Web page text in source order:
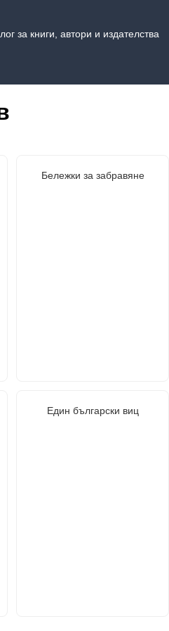
за книги, автори и издателства
Бележки за забравяне
Един български виц